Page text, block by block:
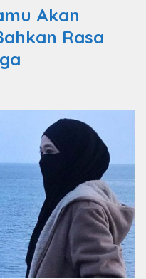
Akan
Rasa